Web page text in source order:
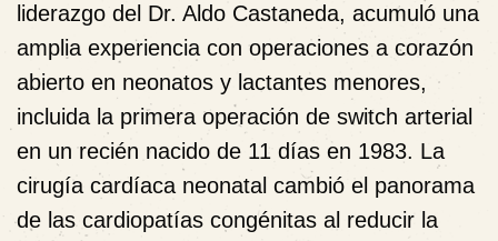
liderazgo del Dr. Aldo Castaneda, acumuló una
amplia experiencia con operaciones a corazón
abierto en neonatos y lactantes menores,
incluida la primera operación de switch arterial
en un recién nacido de 11 días en 1983. La
cirugía cardíaca neonatal cambió el panorama
de las cardiopatías congénitas al reducir la